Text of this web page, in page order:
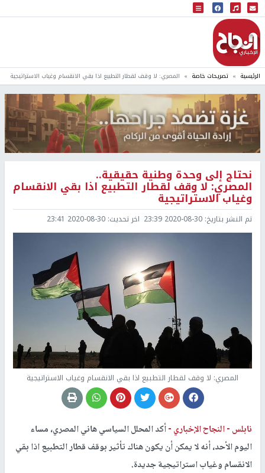
البث المباشر
إذاعة النجاح
الرئيسية تصريحات خاصة المصري: لا وقف لقطار التطبيع اذا بقي الانقسام وغياب الاستراتيجية
نحتاج إلى وحدة وطنية حقيقية..
المصري: لا وقف لقطار التطبيع اذا بقي الانقسام
وغياب الاستراتيجية
تم النشر بتاريخ: 2020-08-30 23:39 اخر تحديث: 2020-08-30 23:41
المصري: لا وقف لقطار التطبيع اذا بقي الانقسام وغياب الاستراتيجية
نابلس -النجاح الإخباري -أكد المحلل السياسي هاني المصري، مساء
اليوم الأحد، أنه لا يمكن أن يكون هناك تأثير بوقف قطار التطبيع اذا بقي
الانقسام وغياب استراتيجية جديدة.